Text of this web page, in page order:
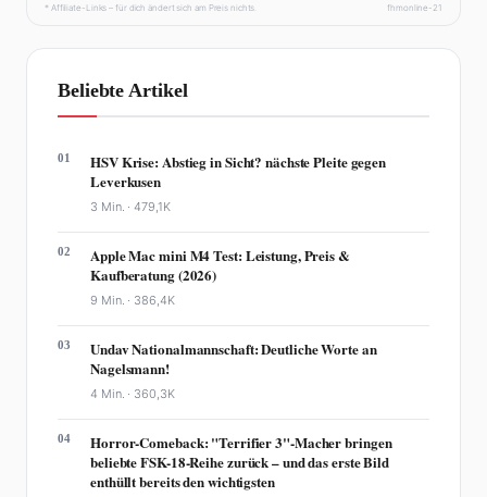
* Affiliate-Links – für dich ändert sich am Preis nichts. fhmonline-21
Beliebte Artikel
01
HSV Krise: Abstieg in Sicht? nächste Pleite gegen
Leverkusen
3 Min. ·479,1K
02
Apple Mac mini M4 Test: Leistung, Preis &
Kaufberatung (2026)
9 Min. · 386,4K
03
Undav Nationalmannschaft: Deutliche Worte an
Nagelsmann!
4 Min. · 360,3K
04
Horror-Comeback: "Terrifier 3"-Macher bringen
beliebte FSK-18-Reihe zurück – und das erste Bild
enthüllt bereits den wichtigsten